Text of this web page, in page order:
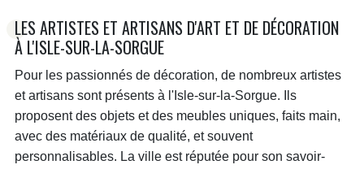
LES ARTISTES ET ARTISANS D'ART ET DE DÉCORATION
À L'ISLE-SUR-LA-SORGUE
Pour les passionnés de décoration, de nombreux artistes
et artisans sont présents à l'Isle-sur-la-Sorgue. Ils
proposent des objets et des meubles uniques, faits main,
avec des matériaux de qualité, et souvent
personnalisables. La ville est réputée pour son savoir-